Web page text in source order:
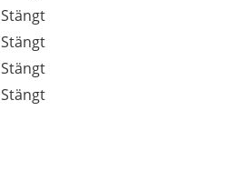
Stängt
Stängt
Stängt
Stängt